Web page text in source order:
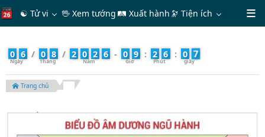
☯ Tử vi 🖖 Xem tướng 🛤 Xuất hành 🔭Tiện ích
0 6 / 0 8 / 2 0 2 6 - 0 9 : 2 6 : 0 8
Trang chủ